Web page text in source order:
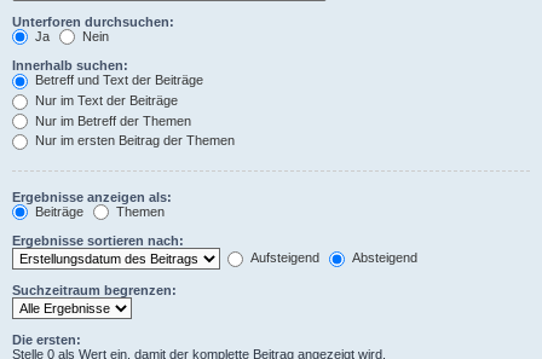
Unterforen durchsuchen:
Ja
Nein
Innerhalb suchen:
Betreff und Text der Beiträge
Nur im Text der Beiträge
Nur im Betreff der Themen
Nur im ersten Beitrag der Themen
Ergebnisse anzeigen als:
Beiträge
Themen
Ergebnisse sortieren nach:
Aufsteigend
Absteigend
Suchzeitraum begrenzen:
Die ersten:
Stelle 0 als Wert ein, damit der komplette Beitrag angezeigt wird.